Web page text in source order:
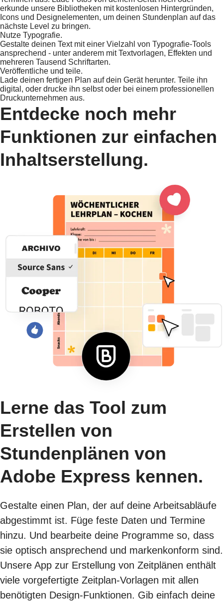
erkunde unsere Bibliotheken mit kostenlosen Hintergründen,
Icons und Designelementen, um deinen Stundenplan auf das
nächste Level zu bringen.
Nutze Typografie.
Gestalte deinen Text mit einer Vielzahl von Typografie-Tools
ansprechend - unter anderem mit Textvorlagen, Effekten und
mehreren Tausend Schriftarten.
Veröffentliche und teile.
Lade deinen fertigen Plan auf dein Gerät herunter. Teile ihn
digital, oder drucke ihn selbst oder bei einem professionellen
Druckunternehmen aus.
Entdecke noch mehr
Funktionen zur einfachen
Inhaltserstellung.
Lerne das Tool zum
Erstellen von
Stundenplänen von
Adobe Express kennen.
Gestalte einen Plan, der auf deine Arbeitsabläufe
abgestimmt ist. Füge feste Daten und Termine
hinzu. Und bearbeite deine Programme so, dass
sie optisch ansprechend und markenkonform sind.
Unsere App zur Erstellung von Zeitplänen enthält
viele vorgefertigte Zeitplan-Vorlagen mit allen
benötigten Design-Funktionen. Gib einfach deine